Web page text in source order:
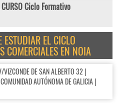
CURSO Ciclo Formativo
EL CICLO
COMERCIALES EN NOIA
VIZCONDE DE SAN ALBERTO 32 |
AUTÓNOMA DE GALICIA |